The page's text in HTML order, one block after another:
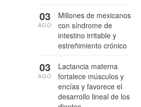
Millones de mexicanos
con síndrome de
intestino irritable y
estreñimiento crónico
03
AGO
Lactancia materna
fortalece músculos y
encías y favorece el
desarrollo lineal de los
03
AGO